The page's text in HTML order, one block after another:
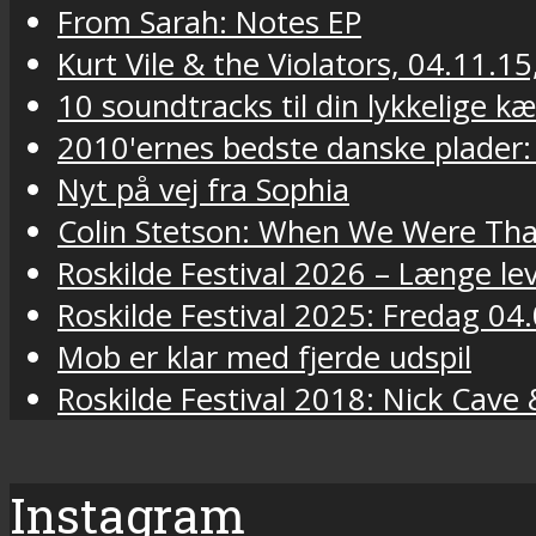
From Sarah: Notes EP
Kurt Vile & the Violators,
10 soundtracks til din lykkelige
2010'ernes bedste danske
Nyt på vej fra Sophia
Colin Stetson: When We Were
Roskilde Festival 2026 – Længe
Roskilde Festival 2025: Fredag
Mob er klar med fjerde udspil
Roskilde Festival 2018: Nick
Instagram